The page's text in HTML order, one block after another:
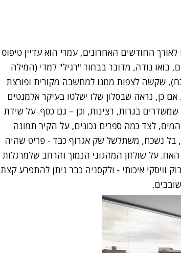
החודשים האחרונים, עמרי הוא עדיין טיפוס
בואו נודה, מדובר בבחור "רגיל" למדי (המילה
שקשה לצפות ממנו למחשבה מקורית ופורצת
כן, נראה שבסלון שלו ישלטו בעיקר אלמנטים
שמשדרים בגרות, רצינות, וכן – גם כסף. על שידת
לצד כמה ספרים נכונים, על הקיר תמונה
נשכח, משתלשל שק אגרוף כבד - פריט שהיה
על שולחן המהגוני הנמוך והרחב שלמרגלות
איכותי - ולקסניה כבר ניתן להתפרע קצת